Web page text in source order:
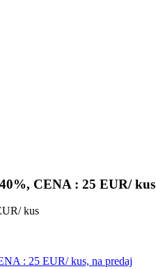
CENA : 25 EUR/ kus
kus